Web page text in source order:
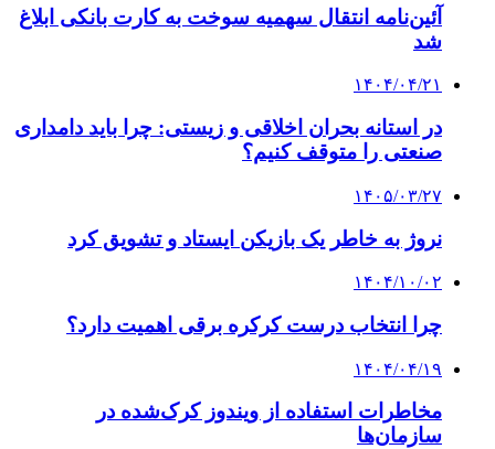
آئین‌نامه انتقال سهمیه سوخت به کارت بانکی ابلاغ
شد
۱۴۰۴/۰۴/۲۱
در استانه بحران اخلاقی و زیستی: چرا باید دامداری
صنعتی را متوقف کنیم؟
۱۴۰۵/۰۳/۲۷
نروژ به خاطر یک بازیکن ایستاد و تشویق کرد
۱۴۰۴/۱۰/۰۲
چرا انتخاب درست کرکره برقی اهمیت دارد؟
۱۴۰۴/۰۴/۱۹
مخاطرات استفاده از ویندوز کرک‌شده در
سازمان‌ها